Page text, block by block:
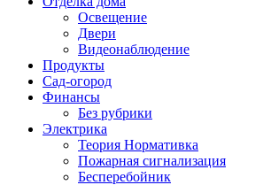
Освещение
Двери
Видеонаблюдение
Продукты
Сад-огород
Финансы
Без рубрики
Электрика
Теория Нормативка
Пожарная сигнализация
Бесперебойник